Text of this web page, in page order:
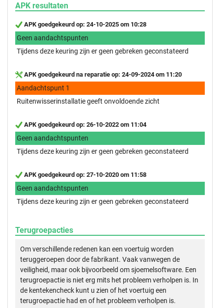
APK resultaten
APK goedgekeurd op: 24-10-2025 om 10:28
Geen aandachtspunten
Tijdens deze keuring zijn er geen gebreken geconstateerd
APK goedgekeurd na reparatie op: 24-09-2024 om 11:20
Aandachtspunt 1
Ruitenwisserinstallatie geeft onvoldoende zicht
APK goedgekeurd op: 26-10-2022 om 11:04
Geen aandachtspunten
Tijdens deze keuring zijn er geen gebreken geconstateerd
APK goedgekeurd op: 27-10-2020 om 11:58
Geen aandachtspunten
Tijdens deze keuring zijn er geen gebreken geconstateerd
Terugroepacties
Om verschillende redenen kan een voertuig worden
teruggeroepen door de fabrikant. Vaak vanwegen de
veiligheid, maar ook bijvoorbeeld om sjoemelsoftware. Een
terugroepactie is niet erg mits het probleem verholpen is. In
de kentekencheck kunt u zien of het voertuig een
terugroepactie had en of het probleem verholpen is.